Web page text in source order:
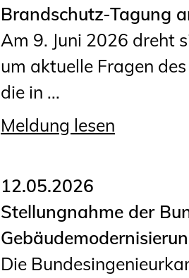
Brandschutz-Tagung
Am 9. Juni 2026 dreht
um aktuelle Fragen
die in ...
Meldung lesen
12.05.2026
Stellungnahme der
Die